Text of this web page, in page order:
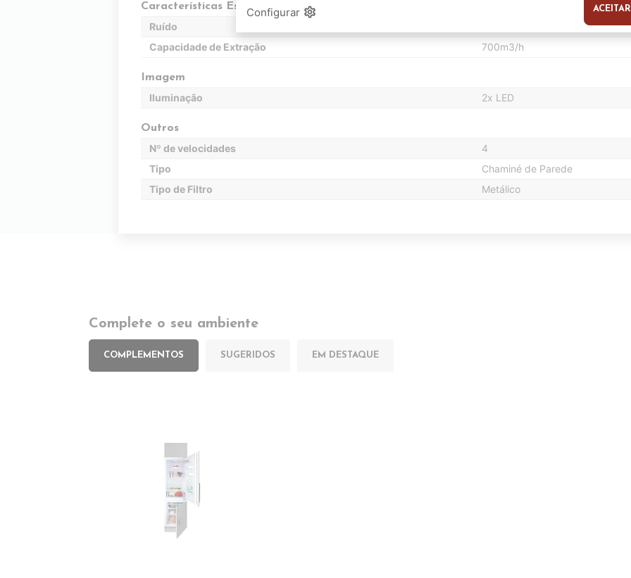
Características Específicas
Ruído
Capacidade de Extração
700m3/h
Imagem
Iluminação 2x LED
Outros
Nº de velocidades
4
Tipo
Chaminé de Parede
Tipo de Filtro
Metálico
Complete o seu ambiente
COMPLEMENTOS SUGERIDOS EM DESTAQUE
Configurar settings ACEITAR